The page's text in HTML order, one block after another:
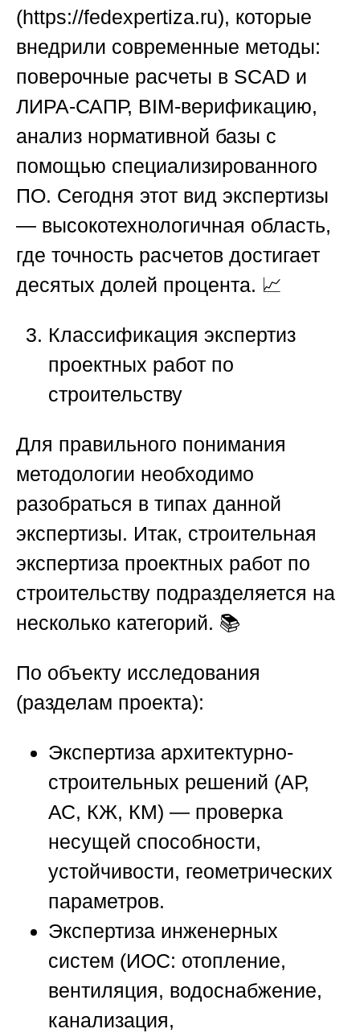
(https://fedexpertiza.ru), которые
внедрили современные методы:
поверочные расчеты в SCAD и
ЛИРА-САПР, BIM-верификацию,
анализ нормативной базы с
помощью специализированного
ПО. Сегодня этот вид экспертизы
— высокотехнологичная область,
где точность расчетов достигает
десятых долей процента. 📈
Классификация экспертиз
проектных работ по
строительству
Для правильного понимания
методологии необходимо
разобраться в типах данной
экспертизы. Итак, строительная
экспертиза проектных работ по
строительству подразделяется на
несколько категорий. 📚
По объекту исследования
(разделам проекта):
Экспертиза архитектурно-
строительных решений (АР,
АС, КЖ, КМ) — проверка
несущей способности,
устойчивости, геометрических
параметров.
Экспертиза инженерных
систем (ИОС: отопление,
вентиляция, водоснабжение,
канализация,